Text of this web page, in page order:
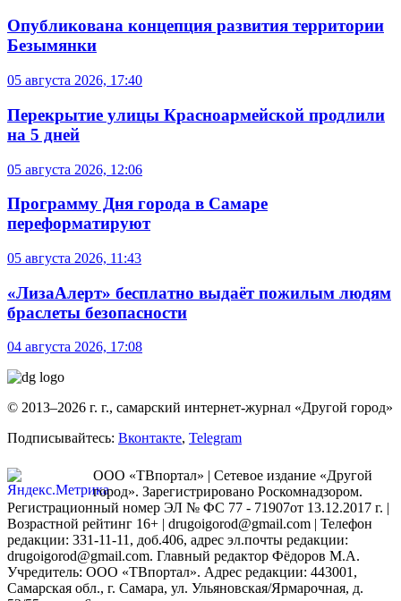
Опубликована концепция развития территории
Безымянки
05 августа 2026, 17:40
Перекрытие улицы Красноармейской продлили
на 5 дней
05 августа 2026, 12:06
Программу Дня города в Самаре
переформатируют
05 августа 2026, 11:43
«ЛизаАлерт» бесплатно выдаёт пожилым людям
браслеты безопасности
04 августа 2026, 17:08
© 2013–2026 г. г., самарский интернет-журнал «Другой город»
Подписывайтесь: Вконтакте, Telegram
ООО «ТВпортал» | Сетевое издание «Другой
город». Зарегистрировано Роскомнадзором.
Регистрационный номер ЭЛ № ФС 77 - 71907от 13.12.2017 г. |
Возрастной рейтинг 16+ | drugoigorod@gmail.com | Телефон
редакции: 331-11-11, доб.406, адрес эл.почты редакции:
drugoigorod@gmail.com. Главный редактор Фёдоров М.А.
Учредитель: ООО «ТВпортал». Адрес редакции: 443001,
Самарская обл., г. Самара, ул. Ульяновская/Ярмарочная, д.